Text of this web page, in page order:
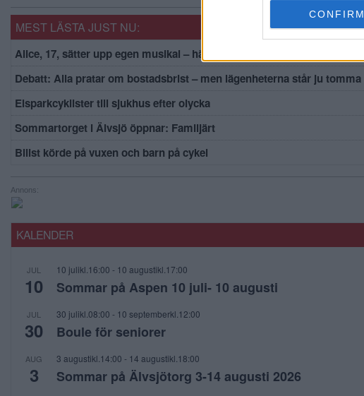
CONFIRM
MEST LÄSTA JUST NU:
Alice, 17, sätter upp egen musikal – här är de största utmaningarna
Debatt: Alla pratar om bostadsbrist – men lägenheterna står ju tomma
Elsparkcyklister till sjukhus efter olycka
Sommartorget i Älvsjö öppnar: Familjärt
Bilist körde på vuxen och barn på cykel
Annons:
KALENDER
JUL
10
10 julikl.16:00 - 10 augustikl.17:00
Sommar på Aspen 10 juli- 10 augusti
JUL
30
30 julikl.08:00 - 10 septemberkl.12:00
Boule för seniorer
AUG
3
3 augustikl.14:00 - 14 augustikl.18:00
Sommar på Älvsjötorg 3-14 augusti 2026